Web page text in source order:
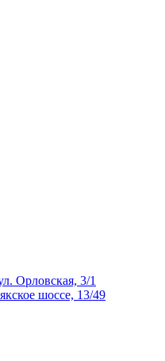
Орловская, 3/1
шоссе, 13/49